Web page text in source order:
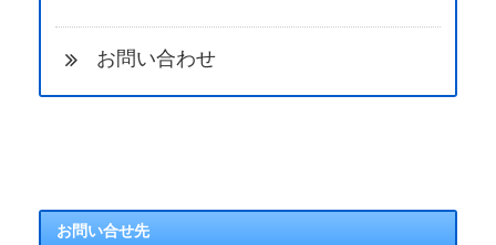
お問い合わせ
お問い合せ先